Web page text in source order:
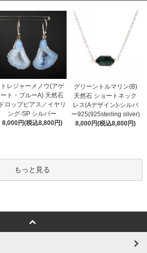
トレジャーメノウ(アゲ
ート・ブルーA) 天然石
ドロップピアス／イヤリ
ング-SP シルバー
8,000円(税込8,800円)
グリーントルマリン(B)
天然石 ショートネック
レス(Aデザイン)-シルバ
ー925(925sterling silver)
8,000円(税込8,800円)
もっと見る